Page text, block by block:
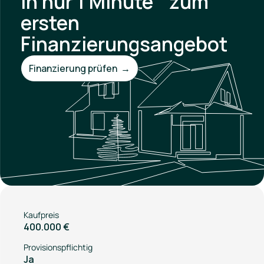
ersten
Finanzierungsangebot
Finanzierung prüfen →
Kaufpreis
400.000 €
Provisionspflichtig
Ja